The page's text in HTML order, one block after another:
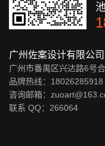
广州佐案设计有限公司
广州市番禺区兴达路6号
品牌热线：18026285918
咨询邮箱：
联系 QQ： 266064